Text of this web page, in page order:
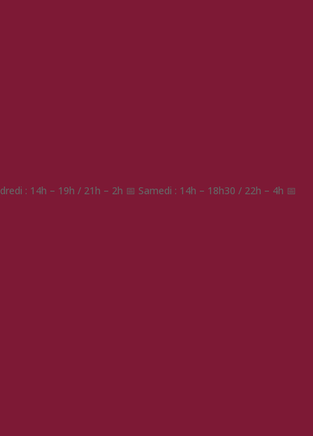
: 14h – 19h / 21h – 2h 📅 Samedi : 14h – 18h30 / 22h – 4h 📅